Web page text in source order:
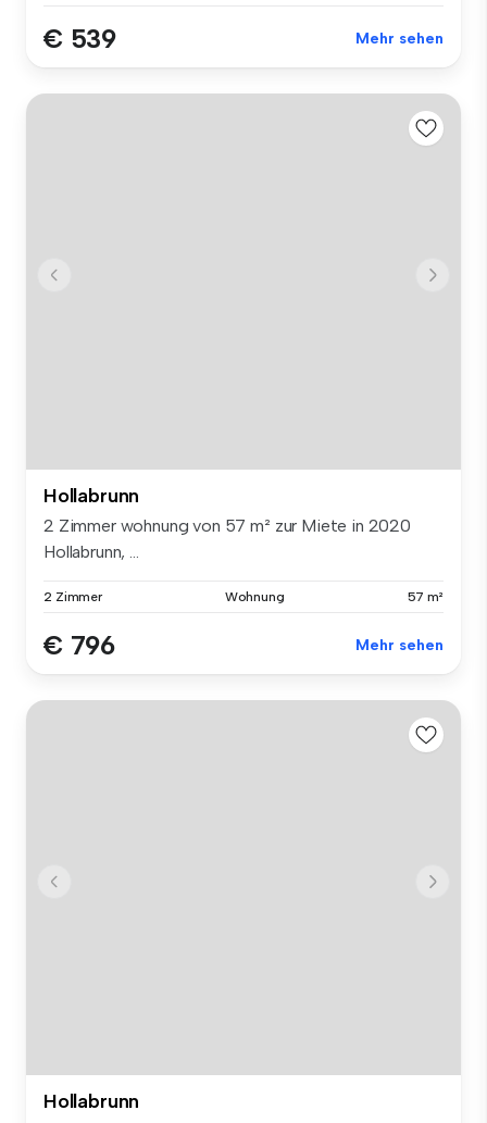
€ 539 Mehr sehen
Hollabrunn
2 Zimmer wohnung von 57 m² zur Miete in 2020
Hollabrunn, ...
2 Zimmer Wohnung 57 m²
€ 796 Mehr sehen
Hollabrunn